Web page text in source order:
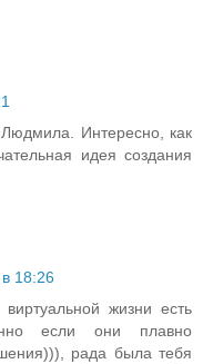
Интересно, как
идея создания
18:26
жизни есть
если они плавно
рада была тебя